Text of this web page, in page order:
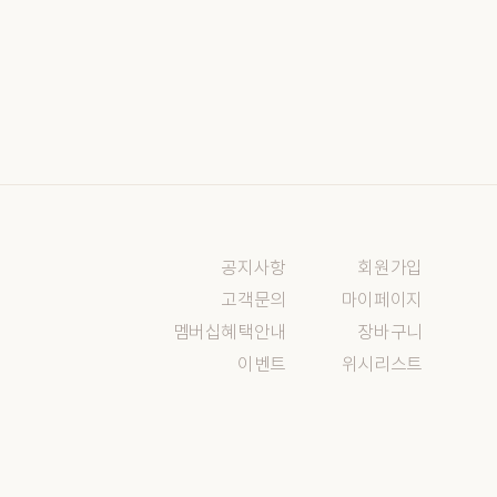
공지사항
고객문의
멤버십혜택안내
이벤트
회원가입
마이페이지
장바구니
위시리스트